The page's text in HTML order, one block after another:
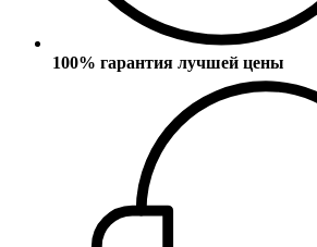
100% гарантия лучшей цены